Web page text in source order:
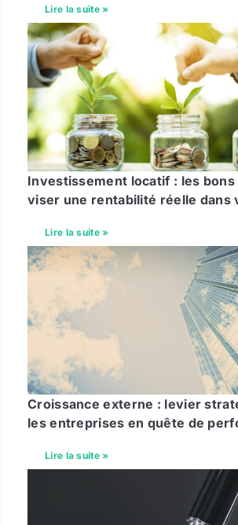
Lire la suite »
Investissement locatif : les
viser une rentabilité réelle dans
Lire la suite »
Croissance externe : levier
les entreprises en quête de
Lire la suite »